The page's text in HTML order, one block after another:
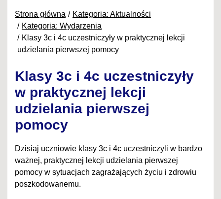
Strona główna
Kategoria: Aktualności
Kategoria: Wydarzenia
Klasy 3c i 4c uczestniczyły w praktycznej lekcji
udzielania pierwszej pomocy
Klasy 3c i 4c uczestniczyły
w praktycznej lekcji
udzielania pierwszej
pomocy
Dzisiaj uczniowie klasy 3c i 4c uczestniczyli w bardzo
ważnej, praktycznej lekcji udzielania pierwszej
pomocy w sytuacjach zagrażających życiu i zdrowiu
poszkodowanemu.